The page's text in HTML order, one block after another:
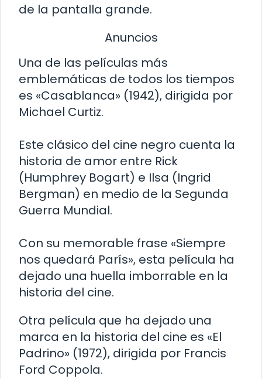
de la pantalla grande.
Anuncios
Una de las películas más
emblemáticas de todos los tiempos
es «Casablanca» (1942), dirigida por
Michael Curtiz.
Este clásico del cine negro cuenta la
historia de amor entre Rick
(Humphrey Bogart) e Ilsa (Ingrid
Bergman) en medio de la Segunda
Guerra Mundial.
Con su memorable frase «Siempre
nos quedará París», esta película ha
dejado una huella imborrable en la
historia del cine.
Otra película que ha dejado una
marca en la historia del cine es «El
Padrino» (1972), dirigida por Francis
Ford Coppola.